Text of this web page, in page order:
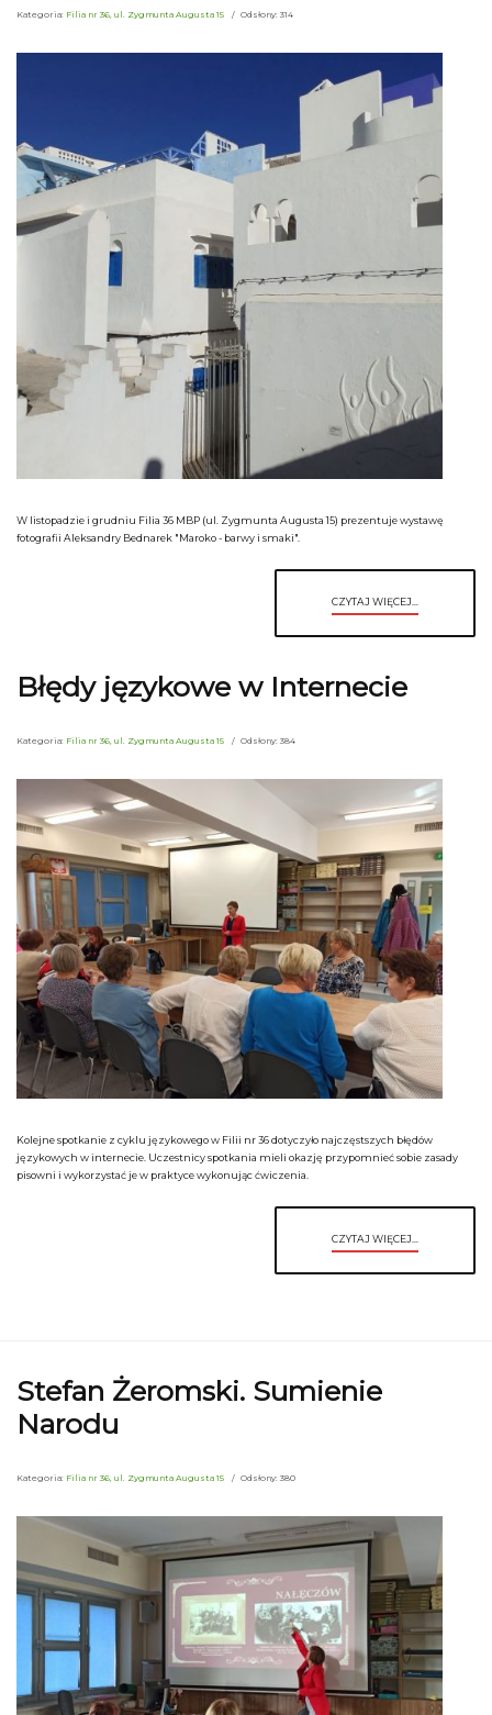
Kategoria: Filia nr 36, ul. Zygmunta Augusta 15 Odsłony: 314
W listopadzie i grudniu Filia 36 MBP (ul. Zygmunta Augusta 15) prezentuje wystawę
fotografii Aleksandry Bednarek "Maroko - barwy i smaki".
CZYTAJ WIĘCEJ...
Błędy językowe w Internecie
Kategoria: Filia nr 36, ul. Zygmunta Augusta 15 Odsłony: 384
Kolejne spotkanie z cyklu językowego w Filii nr 36 dotyczyło najczęstszych błędów
językowych w internecie. Uczestnicy spotkania mieli okazję przypomnieć sobie zasady
pisowni i wykorzystać je w praktyce wykonując ćwiczenia.
CZYTAJ WIĘCEJ...
Stefan Żeromski. Sumienie
Narodu
Kategoria: Filia nr 36, ul. Zygmunta Augusta 15 Odsłony: 380